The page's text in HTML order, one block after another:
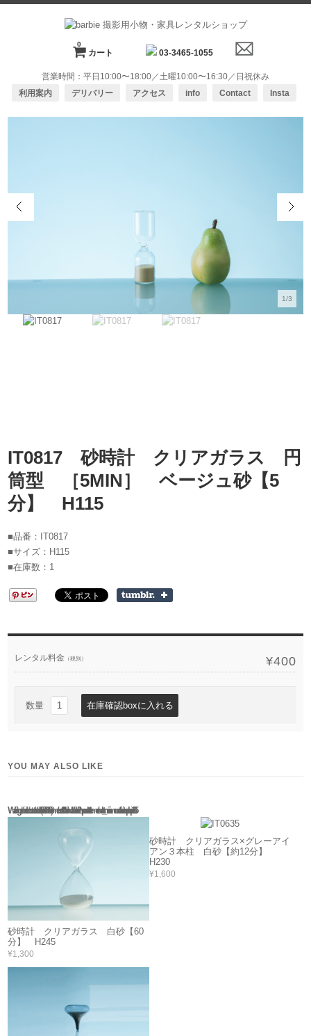
カート
0
03-3465-1055
営業時間：平日10:00〜18:00／土曜10:00〜16:30／日祝休み
利用案内
デリバリー アクセス info Contact Insta
1/3
IT0817 砂時計 クリアガラス 円
筒型 ［5MIN］ ベージュ砂【5
分】 H115
■品番：IT0817
■サイズ：H115
■在庫数：1
レンタル料金 （税別） ¥400
数量
YOU MAY ALSO LIKE
Warning: Use of undefined constant rand - assumed 'rand' (this will throw an Error in a future version of PHP) in/home/users/2/barbie/web/barbie2/wp-content/themes/welcart_minimum/functions.php135
砂時計 クリアガラス 白砂【60
分】 H245
¥1,300
砂時計 クリアガラス×グレーアイ
アン３本柱 白砂【約12分】
H230
¥1,600